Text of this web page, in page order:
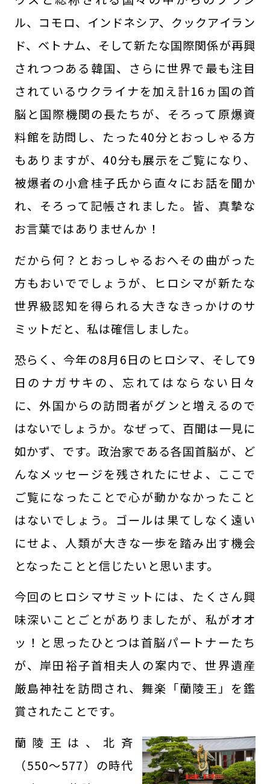
ル、コモロ、インドネシア、クックアイラン
ド、ベトナム、そして新たな国際関係が再興
されつつある韓国、さらに世界で最も注目
されているウクライナを加え計16ヵ国の首
脳と国際機関の長たちが、そろって原爆資
料館を訪問し、たった40分とおっしゃる方
もありますが、40分も展示をご覧になり、
被爆者の小倉桂子氏から直々にお話を聞か
れ、そろって記帳されました。皆、真摯な
お言葉ではありませんか！
だから何？とおっしゃるおへその曲がった
方もおいででしょうが、ヒロシマが新たな
世界級認知を得られる大きなきっかけのサ
ミットだと、私は確信しました。
恐らく、今年の8月6日のヒロシマ、そして9
日のナガサキの、忘れてはならない日々
に、外国からの訪問者がグンと増えるので
はないでしょうか。なぜって、百聞は一見に
如かず、です。政治家である各国首脳が、ど
んなメッセージを残されたにせよ、ここで
ご覧になったことで心が動かなかったこと
はないでしょう。ゴールは果てしなく遠い
にせよ、人類が大きな一歩を踏み出す機会
となったことと信じたいと思います。
今回のヒロシマサミットには、たくさん興
味深いことごとがありましたが、私がオオ
ッ！と思ったひとつは首脳パートナーたち
が、岸田裕子首相夫人の案内で、世界遺産
厳島神社を訪問され、舞楽「蘭陵王」を鑑
賞されたことです。
蘭陵王は、北斉
（550～577）の時代